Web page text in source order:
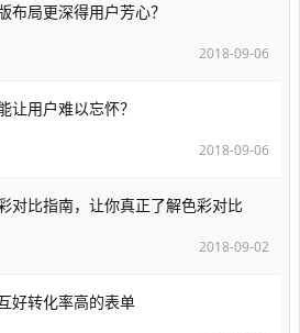
布局更深得用户芳心？
2018-09-06
让用户难以忘怀？
2018-09-06
对比指南，让你真正了解色彩对比
2018-09-02
好转化率高的表单